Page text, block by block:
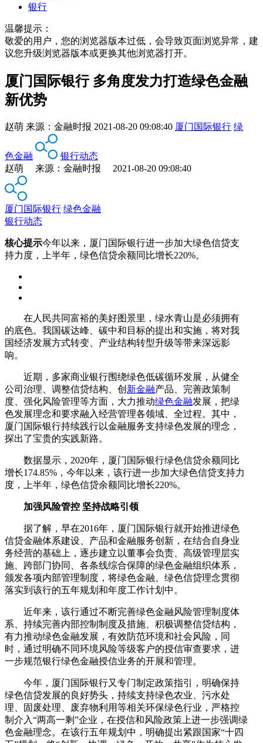
银行
温馨提示：
敬爱的用户，您的浏览器版本过低，会导致页面浏览异常，建
议您升级浏览器版本或更换其他浏览器打开。
厦门国际银行 多角度发力打造绿色金融
新优势
赵萌 来源： 金融时报 2021-08-20 09:08:40 厦门国际银行 绿
色金融
银行动态
赵萌 来源：金融时报 2021-08-20 09:08:40
厦门国际银行 绿色金融
银行动态
核心提示今年以来，厦门国际银行进一步加大绿色信贷支
持力度，上半年，绿色信贷余额同比增长220%。
在人民共同富裕的美好图景里，绿水青山是必须拥有
的底色。我国碳达峰、碳中和目标的提出和实施，将对我
国经济发展方式转变、产业结构转型升级等带来深远影
响。
近期，多家商业银行围绕绿色低碳循环发展，从健全
公司治理、调整信贷结构、创 新金融产品、完善政策制
度、强化风险管理等方面，大力推动绿色金融发展，把绿
色发展理念和要求融入经营管理各领域、全过程。其中，
厦门国际银行持续践行以金融服务支持绿色发展的理念，
探出了宝贵的实践新路。
数据显示，2020年，厦门国际银行绿色信贷余额同比
增长174.85%，今年以来，该行进一步加大绿色信贷支持力
度，上半年，绿色信贷余额同比增长220%。
加强风险管控 坚持战略引领
据了解，早在2016年，厦门国际银行就开始推进绿色
信贷金融体系建设、产品和金融服务创新，在结合自身业
务经营的基础上，逐步建立以董事会负责、高级管理层实
施、跨部门协同、各条线综合保障的绿色金融组织体系，
颁发各项内部管理制度，将绿色金融、绿色信贷理念贯彻
落实到该行的五年规划和年度工作计划中。
近年来，该行通过不断完善绿色金融风险管理制度体
系、持续完善内部控制制度及措施、积极调整信贷结构，
有力推动绿色金融发展，有效防范环境和社会风险，同
时，通过明确不同环境风险等级客户的授信审查要求，进
一步规范银行绿色金融授信业务的开展和管理。
今年，厦门国际银行又专门制定政策指引，明确保持
绿色信贷发展的良好势头，持续支持绿色农业、污水处
理、固废处理、废弃物利用等相关环保绿色行业，严格控
制介入“两高一剩”企业，在授信和风险政策上进一步强调绿
色金融理念。在该行五年规划中，明确提出紧跟国家“十四